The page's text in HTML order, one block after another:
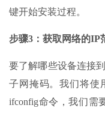
键开始安装过程。
步骤3：获取网络的IP
要了解哪些设备连接
子网掩码。我们将使
ifconfig命令，我们需